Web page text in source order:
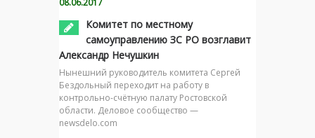
08.06.2017
Комитет по местному
самоуправлению ЗС РО возглавит
Александр Нечушкин
Нынешний руководитель комитета Сергей
Бездольный переходит на работу в
контрольно-счётную палату Ростовской
области. Деловое сообщество —
newsdelo.com